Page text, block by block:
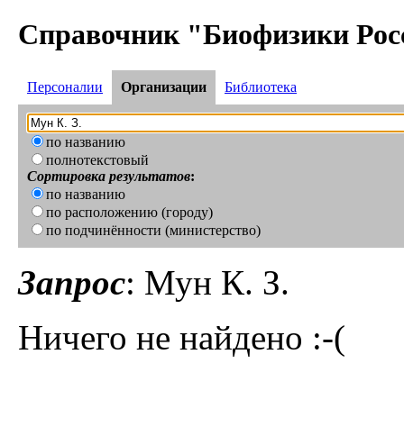
Справочник "Биофизики
Персоналии Организации Библиотека
по названию
полнотекстовый
Сортировка результатов:
по названию
по расположению (городу)
по подчинённости (министерство)
Запрос: Мун К. З.
Ничего не найдено :-(